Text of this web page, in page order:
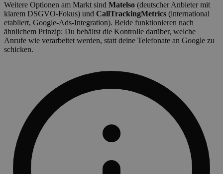
Weitere Optionen am Markt sind Matelso (deutscher Anbieter mit
klarem DSGVO-Fokus) und CallTrackingMetrics (international
etabliert, Google-Ads-Integration). Beide funktionieren nach
ähnlichem Prinzip: Du behältst die Kontrolle darüber, welche
Anrufe wie verarbeitet werden, statt deine Telefonate an Google zu
schicken.